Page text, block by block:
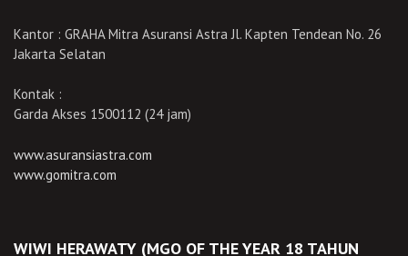
Kantor : GRAHA Mitra Asuransi Astra Jl. Kapten Tendean No. 26
Jakarta Selatan
Kontak :
Garda Akses 1500112 (24 jam)
www.asuransiastra.com
www.gomitra.com
WIWI HERAWATY (MGO OF THE YEAR 18 TAHUN